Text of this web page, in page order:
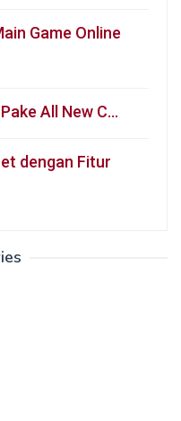
Game Online
All New C…
dengan Fitur